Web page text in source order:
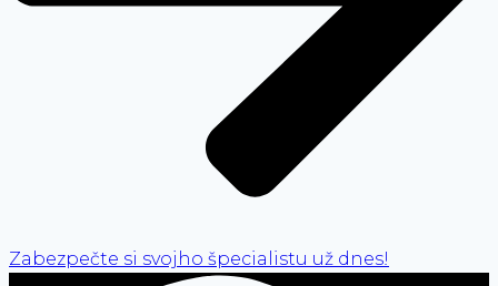
Zabezpečte si svojho špecialistu už dnes!